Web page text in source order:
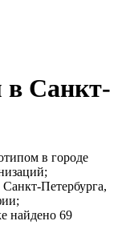
в Санкт-
в городе
Петербурга,
найдено 69